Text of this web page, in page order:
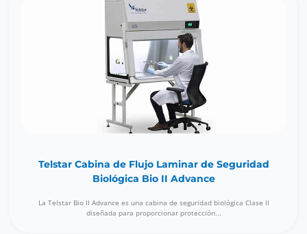
Telstar Cabina de Flujo Laminar de Seguridad
Biológica Bio II Advance
La Telstar Bio II Advance es una cabina de seguridad biológica Clase II
diseñada para proporcionar protección...